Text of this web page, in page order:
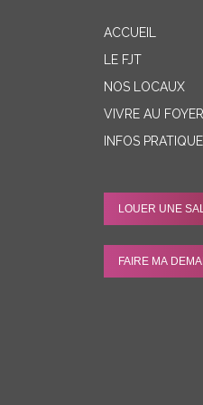
ACCUEIL
LE FJT
NOS LOCAUX
VIVRE AU FOYER
INFOS
LOUER UNE
FAIRE MA